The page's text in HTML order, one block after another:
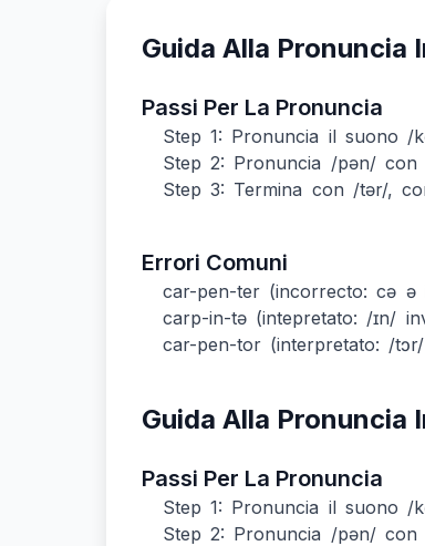
Guida Alla Pronuncia
Passi Per La Pronuncia
Step 1: Pronuncia il suono /
Step 2: Pronuncia /pən/
Step 3: Termina con /tər/,
Errori Comuni
car-pen-ter (incorrecto: cə ə
carp-in-tə (intepretato: /ɪn/
car-pen-tor (interpretato: /
Guida Alla Pronuncia
Passi Per La Pronuncia
Step 1: Pronuncia il suono /
Step 2: Pronuncia /pən/